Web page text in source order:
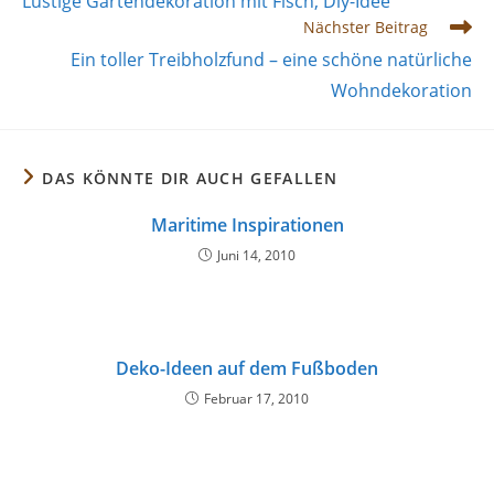
ansehen
Nächster Beitrag
Ein toller Treibholzfund – eine schöne natürliche
Wohndekoration
DAS KÖNNTE DIR AUCH GEFALLEN
Maritime Inspirationen
Juni 14, 2010
Deko-Ideen auf dem Fußboden
Februar 17, 2010